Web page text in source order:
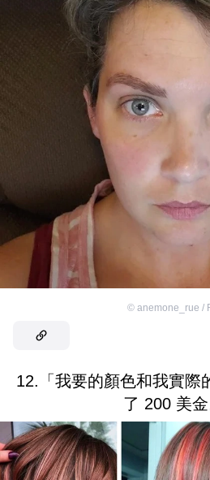
© anemone_rue /
12.「我要的顏色和我實際
了 200 美金